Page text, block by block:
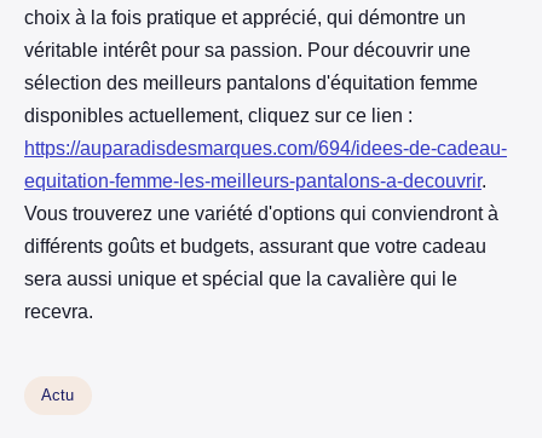
choix à la fois pratique et apprécié, qui démontre un
véritable intérêt pour sa passion. Pour découvrir une
sélection des meilleurs pantalons d'équitation femme
disponibles actuellement, cliquez sur ce lien :
https://auparadisdesmarques.com/694/idees-de-cadeau-
equitation-femme-les-meilleurs-pantalons-a-decouvrir.
Vous trouverez une variété d'options qui conviendront à
différents goûts et budgets, assurant que votre cadeau
sera aussi unique et spécial que la cavalière qui le
recevra.
Actu